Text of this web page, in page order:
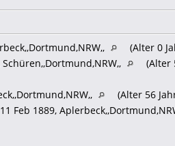
(Alter 0
Schüren,,Dortmund,NRW,,
(Alter
(Alter 56
11 Feb 1889,